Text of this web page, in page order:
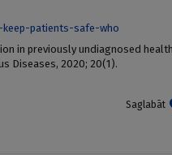
patients-safe-who
in previously undiagnosed
Diseases, 2020; 20(1).
Saglabāt